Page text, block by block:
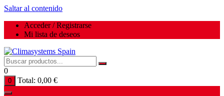
Saltar al contenido
Acceder / Registrarse
Mi lista de deseos
0
0 Total: 0,00 €